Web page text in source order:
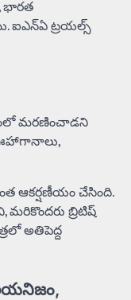
భారత
ఐఎన్‌ఏ ట్రయల్స్
మరణించాడని
ఆకర్షణీయం చేసింది.
బ్రిటిష్
అతిపెద్ద